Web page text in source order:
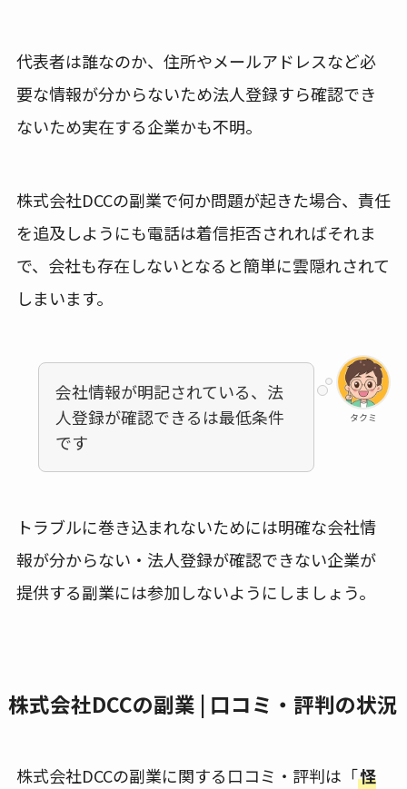
代表者は誰なのか、住所やメールアドレスなど必
要な情報が分からないため法人登録すら確認でき
ないため実在する企業かも不明。
株式会社DCCの副業で何か問題が起きた場合、責任
を追及しようにも電話は着信拒否されればそれま
で、会社も存在しないとなると簡単に雲隠れされて
しまいます。
タクミ
会社情報が明記されている、法
人登録が確認できるは最低条件
です
トラブルに巻き込まれないためには明確な会社情
報が分からない・法人登録が確認できない企業が
提供する副業には参加しないようにしましょう。
株式会社DCCの副業 | 口コミ・評判の状況
株式会社DCCの副業に関する口コミ・評判は「怪